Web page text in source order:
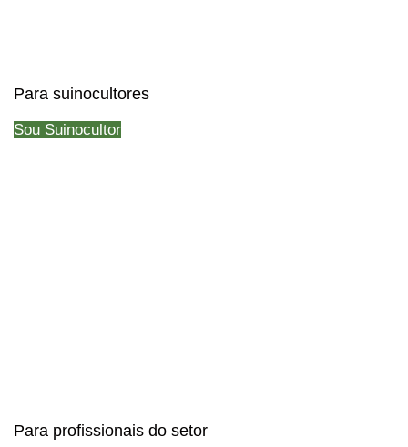
Para suinocultores
Sou Suinocultor
Para profissionais do setor